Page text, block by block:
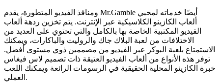
ومنافذ الفيديو المتطورة، يقدم Mr.Gamble أيضًا خدماته لمحبي
ألعاب الكازينو الكلاسيكية عبر الإنترنت. يتم تخزين ردهة ألعاب
الفيديو المكتبية الخاصة بها بالكامل والتي تحتوي على العديد من
الاختلافات من لعبة البلاك جاك والروليت والباكارات، ويمكنك
الاستمتاع بلعبة البوكر عبر الفيديو من مصممين ذوي مستوى أفضل.
توفر هذه الأنواع من ألعاب الفيديو العتيقة ذات تصميم لاس فيغاس
خبرة الكازينو المحلية الحقيقية في الرسومات الرائعة ويمكنك اللعب
العملي.